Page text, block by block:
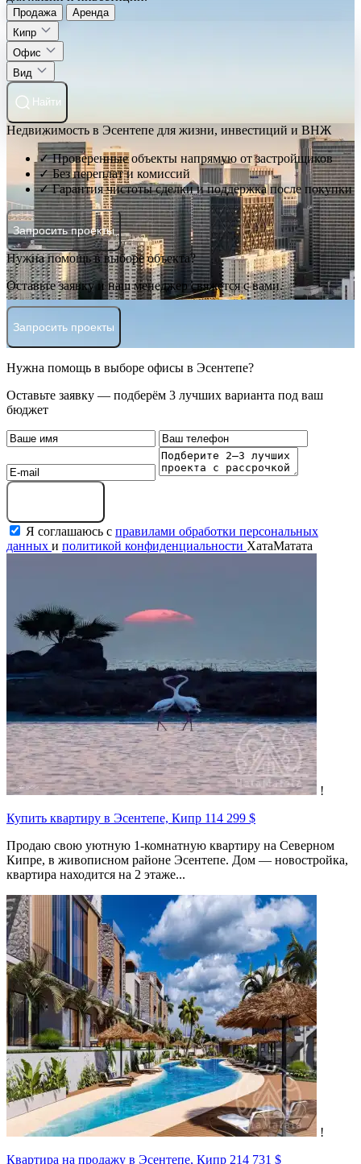
Продажа
Аренда
Кипр
Офис
Вид
Найти
Недвижимость в Эсентепе для жизни, инвестиций и ВНЖ
✓ Проверенные объекты напрямую от застройщиков
✓ Без переплат и комиссий
✓ Гарантия чистоты сделки и поддержка после покупки
Запросить проекты
Нужна помощь в выборе объекта?
Оставьте заявку и наш менеджер свяжется с вами.
Запросить проекты
Нужна помощь в выборе офисы в Эсентепе?
Оставьте заявку — подберём 3 лучших варианта под ваш
бюджет
Я соглашаюсь с правилами обработки персональных
данных и политикой конфиденциальности ХатаМатата
!
Купить квартиру в Эсентепе, Кипр 114 299 $
Продаю свою уютную 1-комнатную квартиру на Северном
Кипре, в живописном районе Эсентепе. Дом — новостройка,
квартира находится на 2 этаже...
!
Квартира на продажу в Эсентепе, Кипр 214 731 $